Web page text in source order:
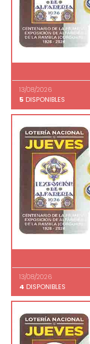
13/08/2026
5 DISPONIBLES
13/08/2026
4 DISPONIBLES